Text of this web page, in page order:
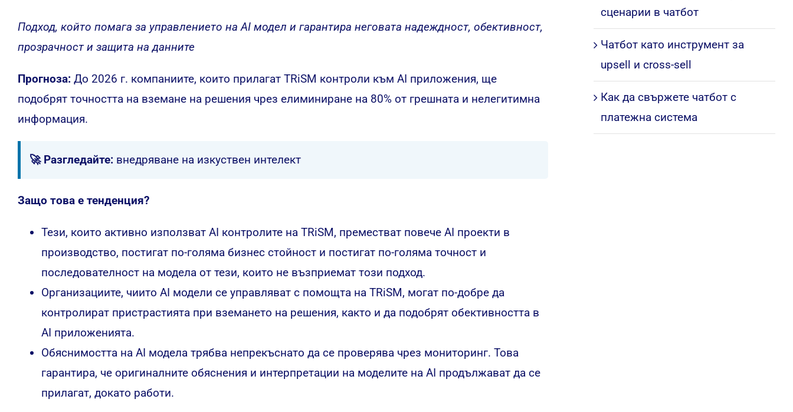
Подход, който помага за управлението на AI модел и гарантира неговата надеждност, обективност,
прозрачност и защита на данните
Прогноза: До 2026 г. компаниите, които прилагат TRiSM контроли към AI приложения, ще
подобрят точността на вземане на решения чрез елиминиране на 80% от грешната и нелегитимна
информация.
🚀 Разгледайте: внедряване на изкуствен интелект
Защо това е тенденция?
Тези, които активно използват AI контролите на TRiSM, преместват повече AI проекти в
производство, постигат по-голяма бизнес стойност и постигат по-голяма точност и
последователност на модела от тези, които не възприемат този подход.
Организациите, чиито AI модели се управляват с помощта на TRiSM, могат по-добре да
контролират пристрастията при вземането на решения, както и да подобрят обективността в
AI приложенията.
Обяснимостта на AI модела трябва непрекъснато да се проверява чрез мониторинг. Това
гарантира, че оригиналните обяснения и интерпретации на моделите на AI продължават да се
прилагат, докато работи.
сценарии в чатбот
Чатбот като инструмент за
upsell и cross-sell
Как да свържете чатбот с
платежна система